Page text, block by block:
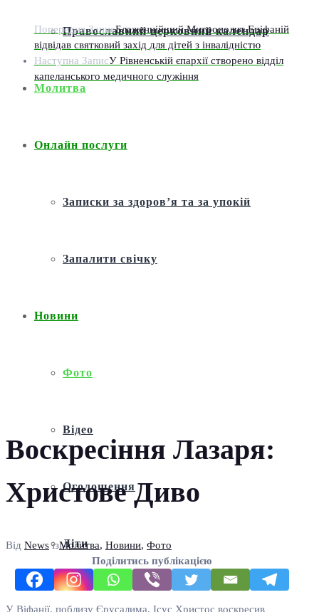
Православний церковний календар
Молитва
Онлайн послуги
Записки за здоров’я та за упокій
Запалити свічку
Новини
Фото
Відео
Оголошення
Діти
Воскресіння Лазаря:
Христове Диво
Від News ізМолитва, Новини, Фото
Поділитись публікацією
У Віфанії, поблизу Єрусалима, Ісус Христос воскресив
Попередня ЗаписБлаженнійший Митрополит Епіфаній
відвідав святковий захід для дітей з інвалідністю
Наступна ЗаписУ Рівненській єпархії створено відділ
капеланського медичного служіння